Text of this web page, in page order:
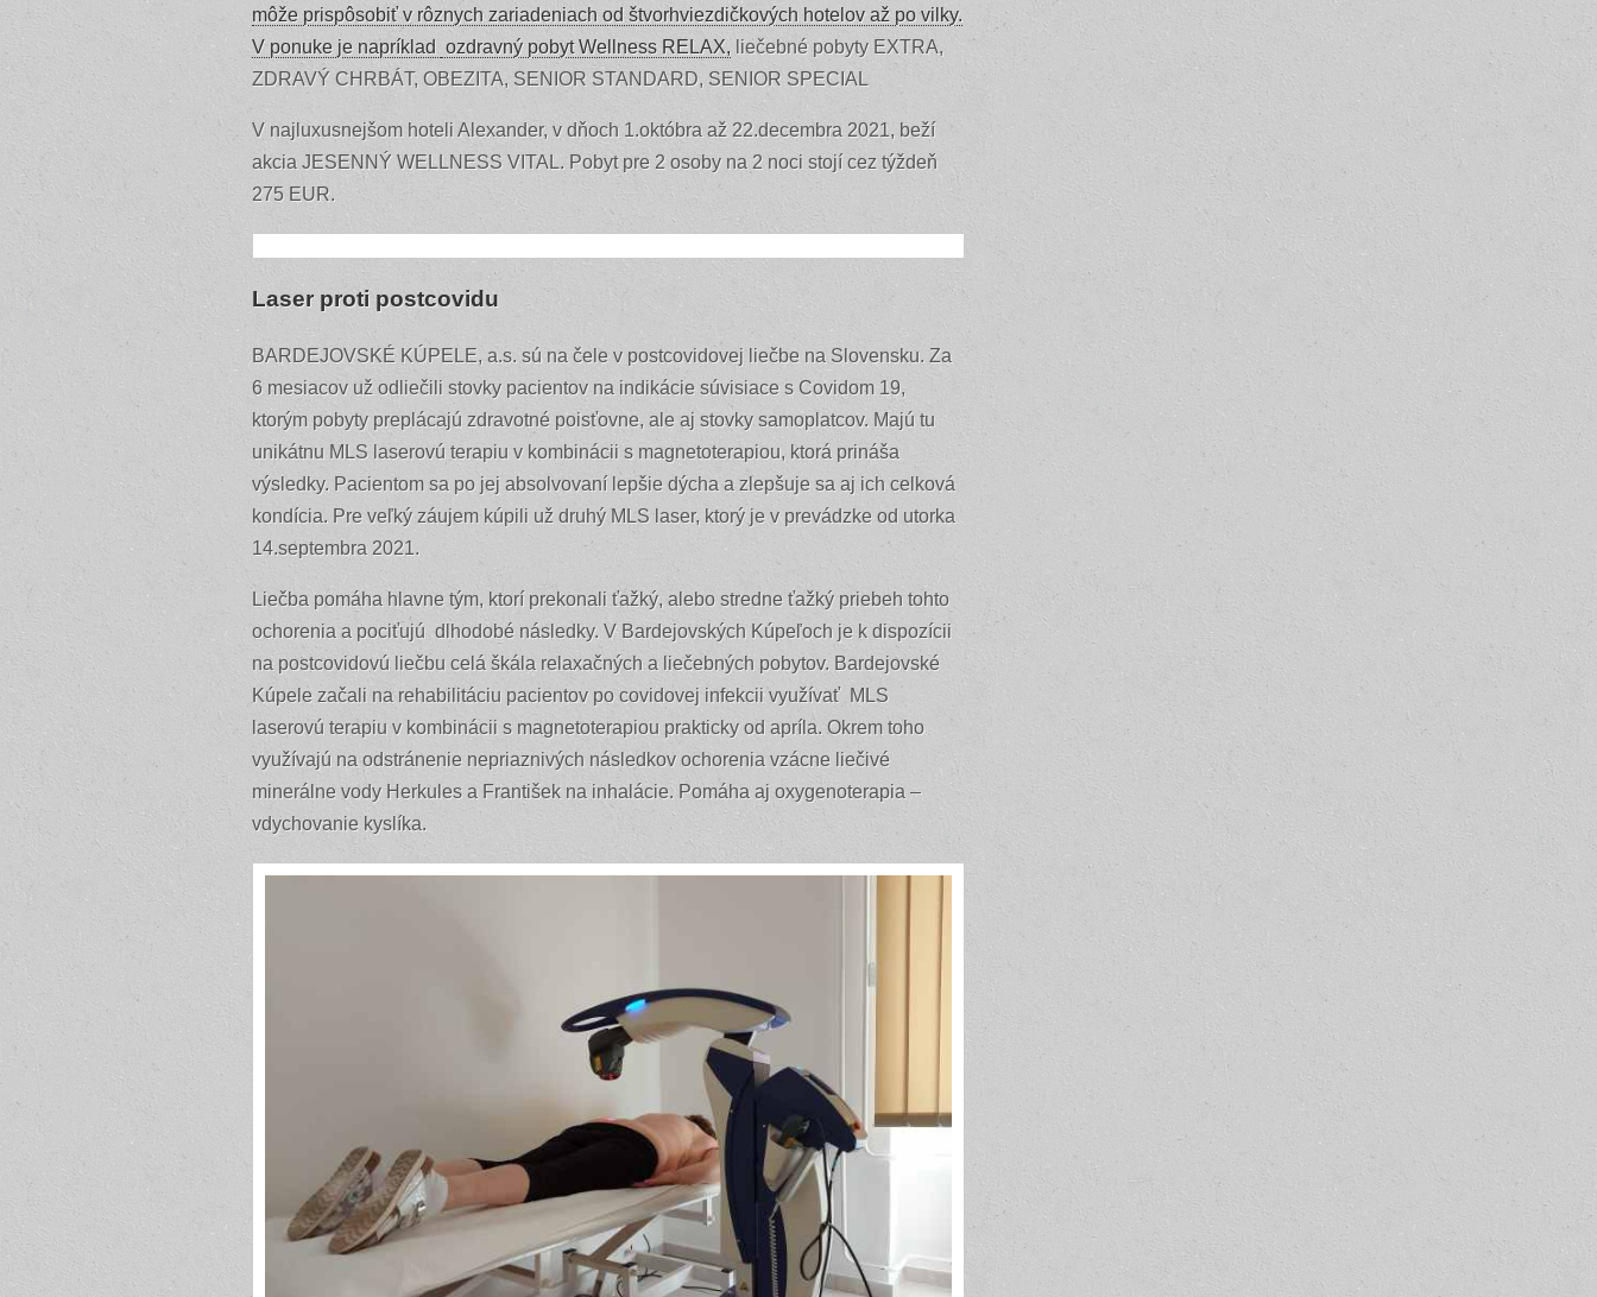
môže prispôsobiť v rôznych zariadeniach od štvorhviezdičkových hotelov až po vilky.
V ponuke je napríklad ozdravný pobyt Wellness RELAX, liečebné pobyty EXTRA,
ZDRAVÝ CHRBÁT, OBEZITA, SENIOR STANDARD, SENIOR SPECIAL
V najluxusnejšom hoteli Alexander, v dňoch 1.októbra až 22.decembra 2021, beží
akcia JESENNÝ WELLNESS VITAL. Pobyt pre 2 osoby na 2 noci stojí cez týždeň
275 EUR.
Laser proti postcovidu
BARDEJOVSKÉ KÚPELE, a.s. sú na čele v postcovidovej liečbe na Slovensku. Za
6 mesiacov už odliečili stovky pacientov na indikácie súvisiace s Covidom 19,
ktorým pobyty preplácajú zdravotné poisťovne, ale aj stovky samoplatcov. Majú tu
unikátnu MLS laserovú terapiu v kombinácii s magnetoterapiou, ktorá prináša
výsledky. Pacientom sa po jej absolvovaní lepšie dýcha a zlepšuje sa aj ich celková
kondícia. Pre veľký záujem kúpili už druhý MLS laser, ktorý je v prevádzke od utorka
14.septembra 2021.
Liečba pomáha hlavne tým, ktorí prekonali ťažký, alebo stredne ťažký priebeh tohto
ochorenia a pociťujú dlhodobé následky. V Bardejovských Kúpeľoch je k dispozícii
na postcovidovú liečbu celá škála relaxačných a liečebných pobytov. Bardejovské
Kúpele začali na rehabilitáciu pacientov po covidovej infekcii využívať MLS
laserovú terapiu v kombinácii s magnetoterapiou prakticky od apríla. Okrem toho
využívajú na odstránenie nepriaznivých následkov ochorenia vzácne liečivé
minerálne vody Herkules a František na inhalácie. Pomáha aj oxygenoterapia –
vdychovanie kyslíka.